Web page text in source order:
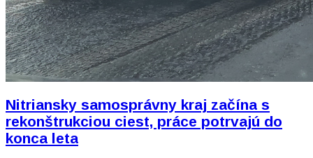
Nitriansky samosprávny kraj začína s
rekonštrukciou ciest, práce potrvajú do
konca leta